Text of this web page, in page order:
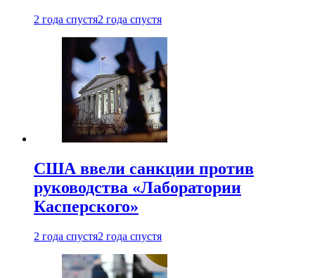
2 года спустя2 года спустя
США ввели санкции против
руководства «Лаборатории
Касперского»
2 года спустя2 года спустя